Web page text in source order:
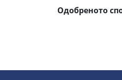
Одобреното